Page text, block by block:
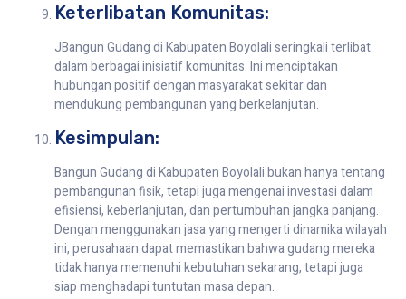
Keterlibatan Komunitas:
JBangun Gudang di Kabupaten Boyolali seringkali terlibat
dalam berbagai inisiatif komunitas. Ini menciptakan
hubungan positif dengan masyarakat sekitar dan
mendukung pembangunan yang berkelanjutan.
Kesimpulan:
Bangun Gudang di Kabupaten Boyolali bukan hanya tentang
pembangunan fisik, tetapi juga mengenai investasi dalam
efisiensi, keberlanjutan, dan pertumbuhan jangka panjang.
Dengan menggunakan jasa yang mengerti dinamika wilayah
ini, perusahaan dapat memastikan bahwa gudang mereka
tidak hanya memenuhi kebutuhan sekarang, tetapi juga
siap menghadapi tuntutan masa depan.